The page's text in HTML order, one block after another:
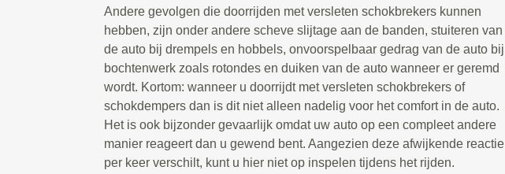
Andere gevolgen die doorrijden met versleten schokbrekers kunnen
hebben, zijn onder andere scheve slijtage aan de banden, stuiteren van
de auto bij drempels en hobbels, onvoorspelbaar gedrag van de auto bij
bochtenwerk zoals rotondes en duiken van de auto wanneer er geremd
wordt. Kortom: wanneer u doorrijdt met versleten schokbrekers of
schokdempers dan is dit niet alleen nadelig voor het comfort in de auto.
Het is ook bijzonder gevaarlijk omdat uw auto op een compleet andere
manier reageert dan u gewend bent. Aangezien deze afwijkende reactie
per keer verschilt, kunt u hier niet op inspelen tijdens het rijden.